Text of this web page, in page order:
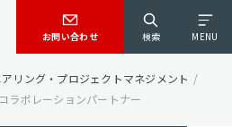
検索 MENU
お問い合わせ
リング・プロジェクトマネジメント /
ラボレーションパートナー